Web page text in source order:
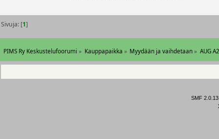
Sivuja: [1]
PIMS Ry Keskustelufoorumi » Kauppapaikka » Myydään ja vaihdetaan » AUG
SMF 2.0.13